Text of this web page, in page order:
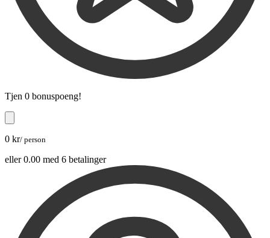
Tjen 0 bonuspoeng!
0 kr/ person
eller 0.00 med 6 betalinger